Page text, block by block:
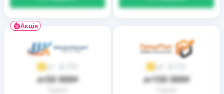
Акція
3,7
до50 000₴
3,9
до150 000₴